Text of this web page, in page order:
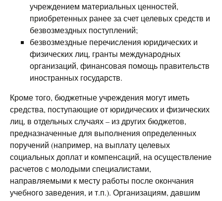
учреждением материальных ценностей,
приобретенных ранее за счет целевых средств и
безвозмездных поступлений;
безвозмездные перечисления юридических и
физических лиц, гранты международных
организаций, финансовая помощь правительств
иностранных государств.
Кроме того, бюджетные учреждения могут иметь
средства, поступающие от юридических и физических
лиц, в отдельных случаях – из других бюджетов,
предназначенные для выполнения определенных
поручений (например, на выплату целевых
социальных доплат и компенсаций, на осуществление
расчетов с молодыми специалистами,
направляемыми к месту работы после окончания
учебного заведения, и т.п.). Организациям, давшим